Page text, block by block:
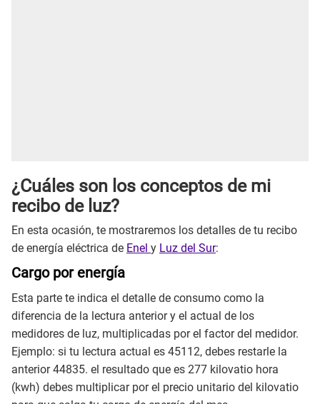
¿Cuáles son los conceptos de mi
recibo de luz?
En esta ocasión, te mostraremos los detalles de tu recibo
de energía eléctrica de Enel y Luz del Sur:
Cargo por energía
Esta parte te indica el detalle de consumo como la
diferencia de la lectura anterior y el actual de los
medidores de luz, multiplicadas por el factor del medidor.
Ejemplo: si tu lectura actual es 45112, debes restarle la
anterior 44835. el resultado que es 277 kilovatio hora
(kwh) debes multiplicar por el precio unitario del kilovatio